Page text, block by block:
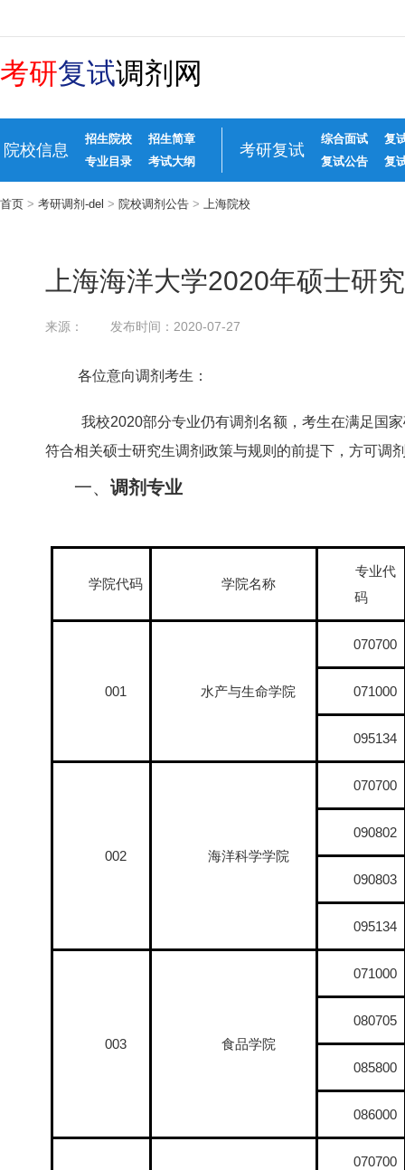
考研复试调剂网
院校信息
招生院校
招生简章
专业目录
考试大纲
考研复试
综合面试
复
复试公告
复
首页 > 考研调剂-del > 院校调剂公告 > 上海院校
上海海洋大学2020年硕士研
来源： 发布时间：2020-07-27
各位意向调剂考生：
我校2020部分专业仍有调剂名额，考生在满足国
符合相关硕士研究生调剂政策与规则的前提下，方可调
一、 调剂专业
学院代码 学院名称
专业代
码
001 水产与生命学院
070700
071000
095134
002 海洋科学学院
070700
090802
090803
095134
003 食品学院
071000
080705
085800
086000
070700